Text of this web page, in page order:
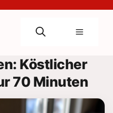
Menu
Köstlicher
70 Minuten